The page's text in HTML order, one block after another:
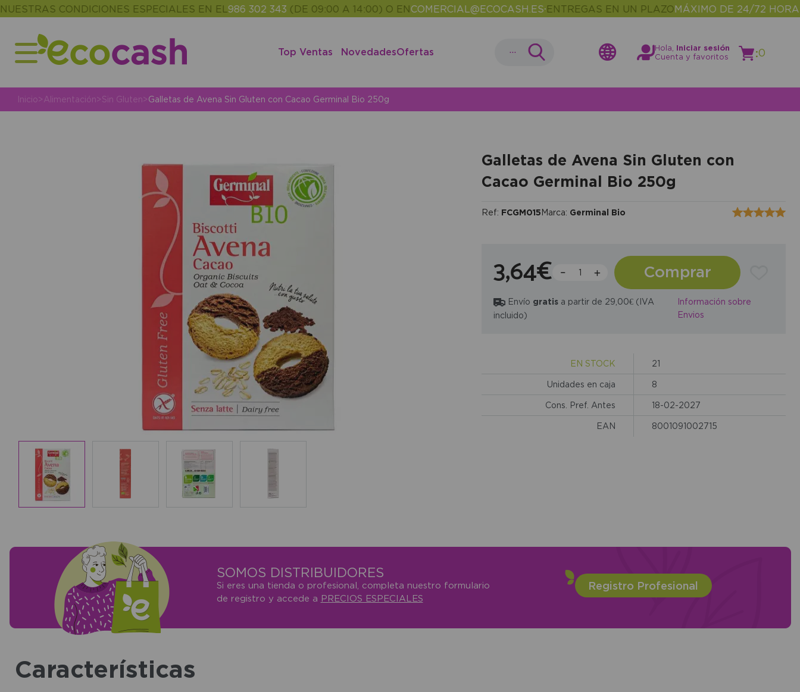
CONDICIONES ESPECIALES EN EL986 302 343 (DE 09:00 A 14:00) O ENCOMERCIAL@ECOCASH.ES•ENTREGAS EN UN PLAZO MÁXIMO DE 24/72 HORAS•MÁS
Top Ventas NovedadesOfertas ... Hola,
Iniciar sesión
Cuenta y favoritos
:0
Inicio> Alimentación> Sin Gluten> Galletas de Avena Sin Gluten con Cacao Germinal Bio 250g
Galletas de Avena Sin Gluten con
Cacao Germinal Bio 250g
Ref: FCGM015 Marca: Germinal Bio
3,64€ Comprar
Envío gratisa partir de 29,00€ (IVA
incluido)
Información sobre
Envios
EN STOCK 21
Unidades en caja 8
Cons. Pref. Antes 18-02-2027
EAN 8001091002715
SOMOS DISTRIBUIDORES
Si eres una tienda o profesional, completa nuestro formulario
de registro y accede a PRECIOS ESPECIALES
Registro Profesional
Características